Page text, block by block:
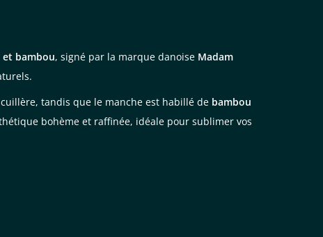
et bambou, signé par la marque danoise Madam
tandis que le manche est habillé de bambou
bohème et raffinée, idéale pour sublimer vos